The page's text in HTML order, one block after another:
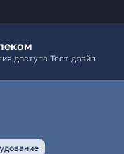
доступа.Тест-драйв